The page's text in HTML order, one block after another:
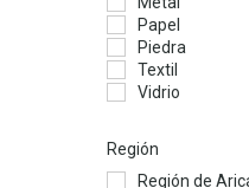
Papel
Piedra
Textil
Vidrio
Región
Región de